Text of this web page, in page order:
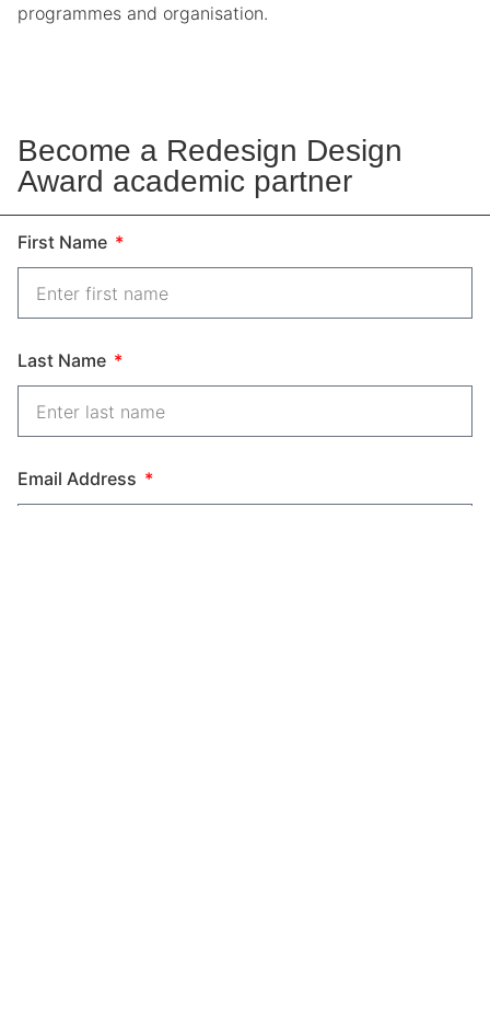
programmes and organisation.
Become a Redesign Design
Award academic partner
First Name
Last Name
Email Address